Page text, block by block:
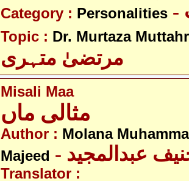
Category : Personalities
Topic : Dr. Murtaza
مرتضیٰ متہری
Misali Maa
مثالی ماں
Author : Molana
Majeed
عبدالمجید
Translator :